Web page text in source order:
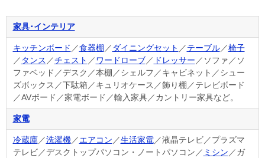
家具･インテリア
キッチンボード ／食器棚 ／ ダイニングセット ／テーブル／椅子
／ タンス ／チェスト ／ワードローブ／ ドレッサー ／ソファ／ソ
ファベッド／デスク／本棚／シェルフ／キャビネット／シュー
ズボックス／下駄箱／キュリオケース／飾り棚／テレビボード
／AVボード／家電ボード／輸入家具／カントリー家具など。
家電
冷蔵庫／洗濯機／エアコン ／生活家電／液晶テレビ／プラズマ
テレビ／デスクトップパソコン・ノートパソコン／ ミシン ／ガ